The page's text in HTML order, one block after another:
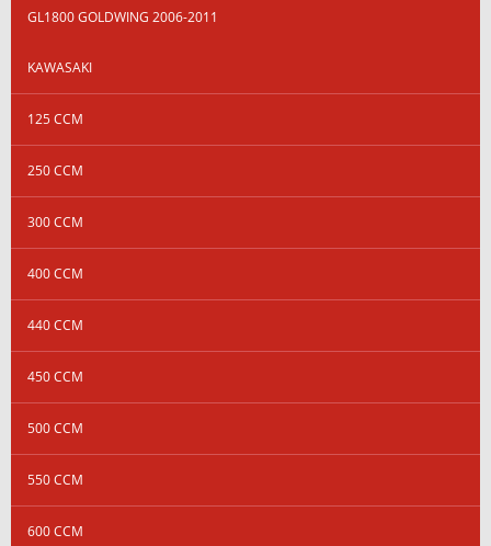
GL1800 GOLDWING 2006-2011
KAWASAKI
125 CCM
250 CCM
300 CCM
400 CCM
440 CCM
450 CCM
500 CCM
550 CCM
600 CCM